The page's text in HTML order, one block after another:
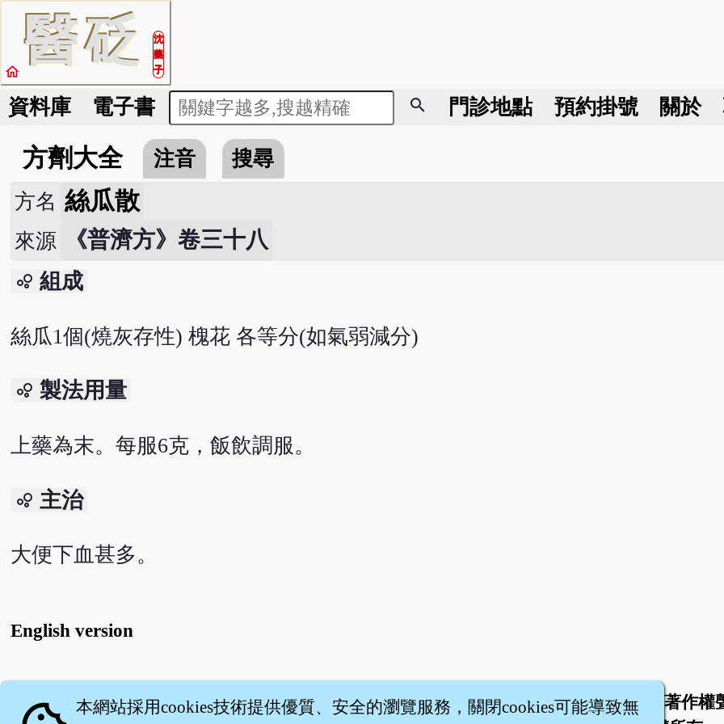
醫砭
沈
藥
子
home
資料庫 電子書 search 門診地點 預約掛號 關於
方劑大全 注音
搜尋
方名 絲瓜散
來源 《普濟方》卷三十八
bubble_chart 組成
絲瓜1個(燒灰存性) 槐花 各等分(如氣弱減分)
bubble_chart 製法用量
上藥為末。每服6克，飯飲調服。
bubble_chart 主治
大便下血甚多。
English version
關於 | 聯絡我們 服務條款 隱私權條款
著作權
本網站採用cookies技術提供優質、安全的瀏覽服務，關閉cookies可能導致無